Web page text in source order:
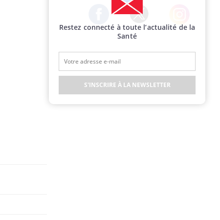
Facebook Twitter Instagram
Restez connecté à toute l’actualité de la
Santé
S'INSCRIRE À LA NEWSLETTER